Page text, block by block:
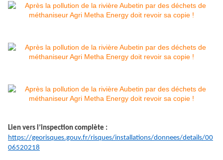
Lien vers l’inspection complète :
https://georisques.gouv.fr/risques/installations/donnees/details/00
06520218